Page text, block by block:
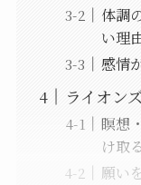
体調
い理
感情
ライオン
瞑想
け取る
願い